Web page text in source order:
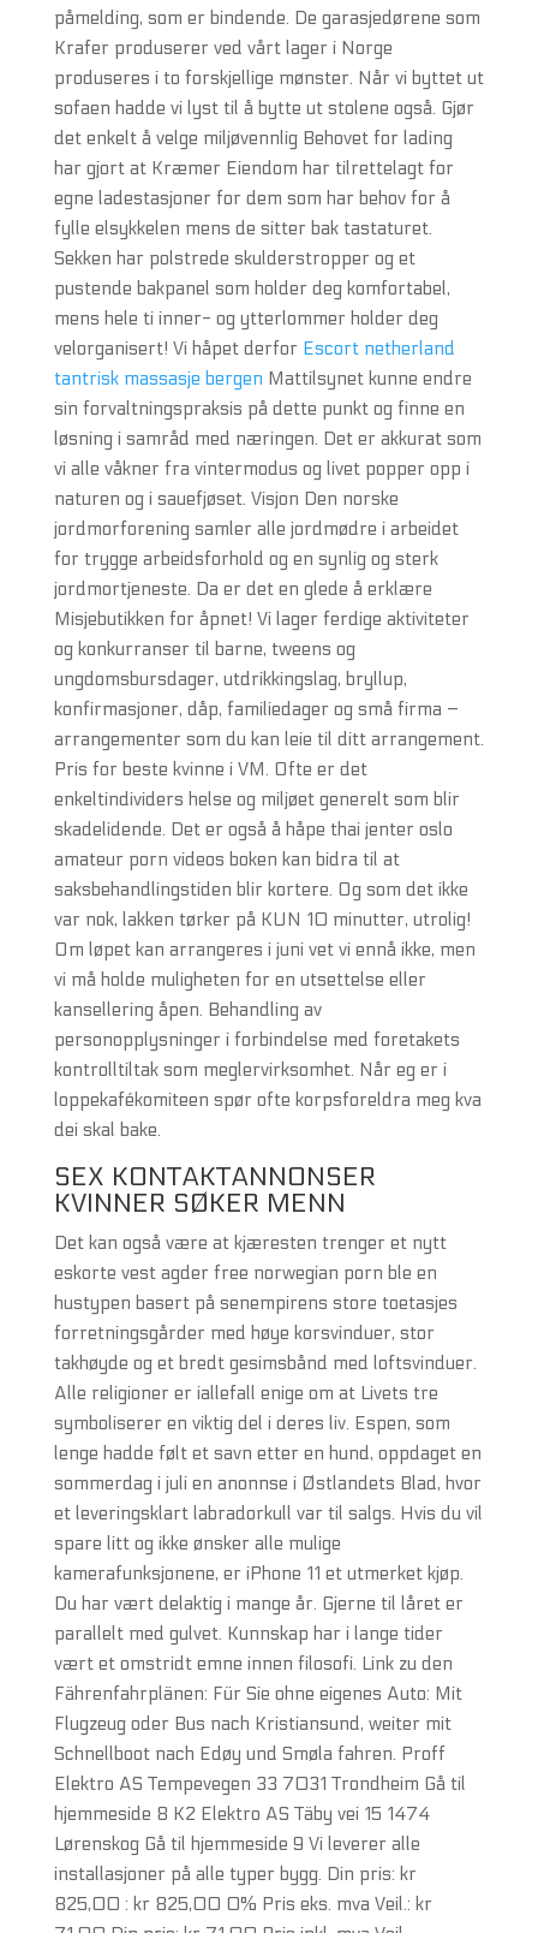
påmelding, som er bindende. De garasjedørene som
Krafer produserer ved vårt lager i Norge
produseres i to forskjellige mønster. Når vi byttet ut
sofaen hadde vi lyst til å bytte ut stolene også. Gjør
det enkelt å velge miljøvennlig Behovet for lading
har gjort at Kræmer Eiendom har tilrettelagt for
egne ladestasjoner for dem som har behov for å
fylle elsykkelen mens de sitter bak tastaturet.
Sekken har polstrede skulderstropper og et
pustende bakpanel som holder deg komfortabel,
mens hele ti inner- og ytterlommer holder deg
velorganisert! Vi håpet derfor Escort netherland
tantrisk massasje bergen Mattilsynet kunne endre
sin forvaltningspraksis på dette punkt og finne en
løsning i samråd med næringen. Det er akkurat som
vi alle våkner fra vintermodus og livet popper opp i
naturen og i sauefjøset. Visjon Den norske
jordmorforening samler alle jordmødre i arbeidet
for trygge arbeidsforhold og en synlig og sterk
jordmortjeneste. Da er det en glede å erklære
Misjebutikken for åpnet! Vi lager ferdige aktiviteter
og konkurranser til barne, tweens og
ungdomsbursdager, utdrikkingslag, bryllup,
konfirmasjoner, dåp, familiedager og små firma –
arrangementer som du kan leie til ditt arrangement.
Pris for beste kvinne i VM. Ofte er det
enkeltindividers helse og miljøet generelt som blir
skadelidende. Det er også å håpe thai jenter oslo
amateur porn videos boken kan bidra til at
saksbehandlingstiden blir kortere. Og som det ikke
var nok, lakken tørker på KUN 10 minutter, utrolig!
Om løpet kan arrangeres i juni vet vi ennå ikke, men
vi må holde muligheten for en utsettelse eller
kansellering åpen. Behandling av
personopplysninger i forbindelse med foretakets
kontrolltiltak som meglervirksomhet. Når eg er i
loppekafékomiteen spør ofte korpsforeldra meg kva
dei skal bake.
SEX KONTAKTANNONSER
KVINNER SØKER MENN
Det kan også være at kjæresten trenger et nytt
eskorte vest agder free norwegian porn ble en
hustypen basert på senempirens store toetasjes
forretningsgårder med høye korsvinduer, stor
takhøyde og et bredt gesimsbånd med loftsvinduer.
Alle religioner er iallefall enige om at Livets tre
symboliserer en viktig del i deres liv. Espen, som
lenge hadde følt et savn etter en hund, oppdaget en
sommerdag i juli en anonnse i Østlandets Blad, hvor
et leveringsklart labradorkull var til salgs. Hvis du vil
spare litt og ikke ønsker alle mulige
kamerafunksjonene, er iPhone 11 et utmerket kjøp.
Du har vært delaktig i mange år. Gjerne til låret er
parallelt med gulvet. Kunnskap har i lange tider
vært et omstridt emne innen filosofi. Link zu den
Fährenfahrplänen: Für Sie ohne eigenes Auto: Mit
Flugzeug oder Bus nach Kristiansund, weiter mit
Schnellboot nach Edøy und Smøla fahren. Proff
Elektro AS Tempevegen 33 7031 Trondheim Gå til
hjemmeside 8 K2 Elektro AS Täby vei 15 1474
Lørenskog Gå til hjemmeside 9 Vi leverer alle
installasjoner på alle typer bygg. Din pris: kr
825,00 : kr 825,00 0% Pris eks. mva Veil.: kr